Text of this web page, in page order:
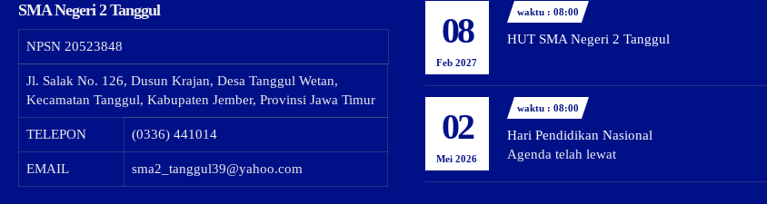
SMA Negeri 2 Tanggul
NPSN 20523848
Jl. Salak No. 126, Dusun Krajan, Desa Tanggul Wetan,
Kecamatan Tanggul, Kabupaten Jember, Provinsi Jawa Timur
TELEPON (0336) 441014
EMAIL sma2_tanggul39@yahoo.com
08
Feb 2027
waktu : 08:00
HUT SMA Negeri 2 Tanggul
02
Mei 2026
waktu : 08:00
Hari Pendidikan Nasional
Agenda telah lewat